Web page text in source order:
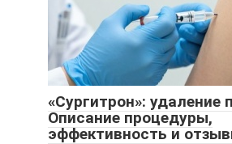
«Сургитрон»: удаление
Описание процедуры,
эффективность и